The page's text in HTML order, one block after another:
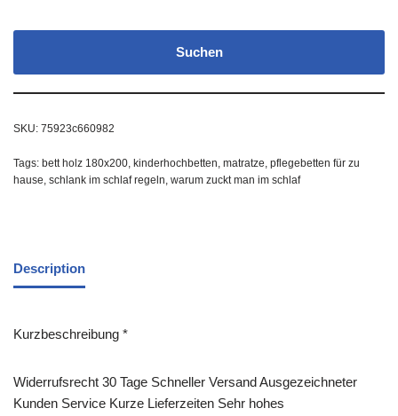
Suchen
SKU: 75923c660982
Tags: bett holz 180x200, kinderhochbetten, matratze, pflegebetten für zu
hause, schlank im schlaf regeln, warum zuckt man im schlaf
Description
Kurzbeschreibung *
Widerrufsrecht 30 Tage Schneller Versand Ausgezeichneter
Kunden Service Kurze Lieferzeiten Sehr hohes